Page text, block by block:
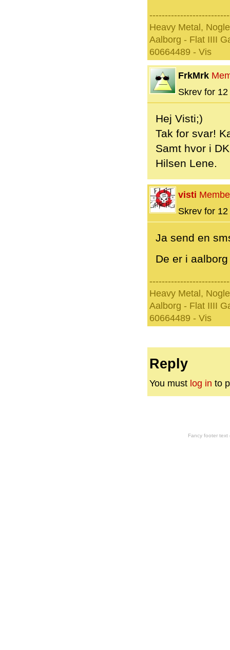
Heavy Metal,
Aalborg - Flat IIII
60664489 - Vis
FrkMrk
Skrev for
Hej Visti;)
Tak for svar!
Samt hvor i
Hilsen Lene.
visti
Skrev for
Ja send en
De er i
Heavy Metal,
Aalborg - Flat IIII
60664489 - Vis
Reply
You must log in to
Fancy footer